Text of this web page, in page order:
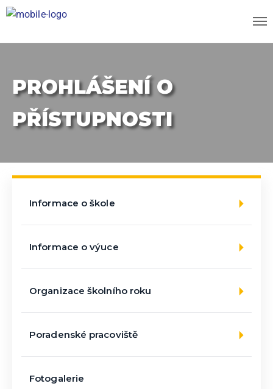
PROHLÁŠENÍ O
PŘÍSTUPNOSTI
Informace o škole
Informace o výuce
Organizace školního roku
Poradenské pracoviště
Fotogalerie